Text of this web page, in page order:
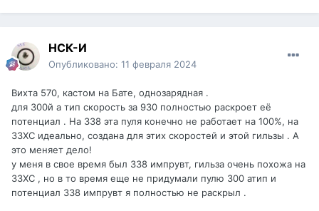
НСК-И
Опубликовано: 11 февраля 2024
Вихта 570, кастом на Бате, однозарядная .
для 300й а тип скорость за 930 полностью раскроет её
потенциал . На 338 эта пуля конечно не работает на 100%, на
33ХС идеально, создана для этих скоростей и этой гильзы . А
это меняет дело!
у меня в свое время был 338 импрувт, гильза очень похожа на
33ХС , но в то время еще не придумали пулю 300 атип и
потенциал 338 импрувт я полностью не раскрыл .